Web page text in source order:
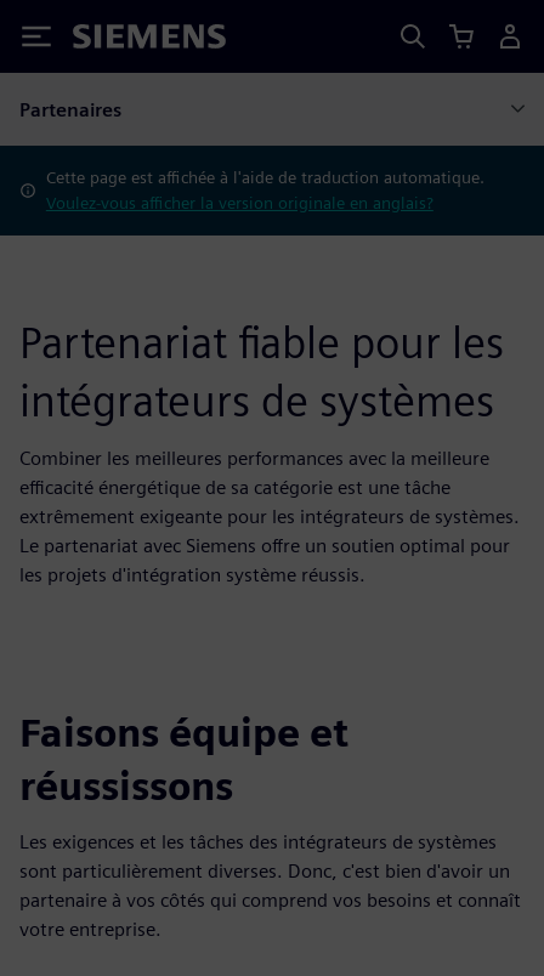
Siemens
Partenaires
Cette page est affichée à l'aide de traduction automatique.
Voulez-vous afficher la version originale en anglais?
Partenariat fiable pour les
intégrateurs de systèmes
Combiner les meilleures performances avec la meilleure
efficacité énergétique de sa catégorie est une tâche
extrêmement exigeante pour les intégrateurs de systèmes.
Le partenariat avec Siemens offre un soutien optimal pour
les projets d'intégration système réussis.
Faisons équipe et
réussissons
Les exigences et les tâches des intégrateurs de systèmes
sont particulièrement diverses. Donc, c'est bien d'avoir un
partenaire à vos côtés qui comprend vos besoins et connaît
votre entreprise.